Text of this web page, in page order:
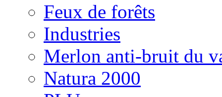
Feux de forêts
Industries
Merlon anti-bruit du
Natura 2000